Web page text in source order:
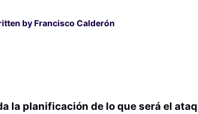
byFrancisco Calderón
la planificación de lo que será el